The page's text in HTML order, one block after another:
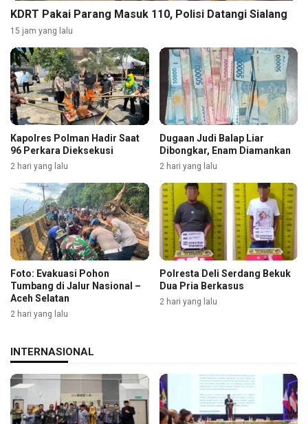
KDRT Pakai Parang Masuk 110, Polisi Datangi Sialang
15 jam yang lalu
Kapolres Polman Hadir Saat
96 Perkara Dieksekusi
2 hari yang lalu
Dugaan Judi Balap Liar
Dibongkar, Enam Diamankan
2 hari yang lalu
Foto: Evakuasi Pohon
Tumbang di Jalur Nasional –
Aceh Selatan
2 hari yang lalu
Polresta Deli Serdang Bekuk
Dua Pria Berkasus
2 hari yang lalu
INTERNASIONAL